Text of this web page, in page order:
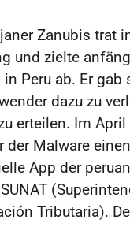
Zanubis trat
und zielte
in Peru ab. Er
dazu zu
erteilen. Im April
Malware
App der
Tributaria).